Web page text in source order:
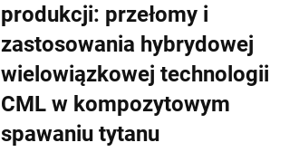
produkcji: przełomy i
zastosowania hybrydowej
wielowiązkowej technologii
CML w kompozytowym
spawaniu tytanu